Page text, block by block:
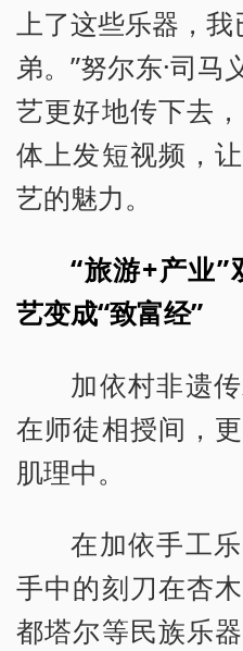
上了这些乐器，
弟。”努尔东·司
艺更好地传下去
体上发短视频，
艺的魅力。
“旅游+产业
艺变成“致富经”
加依村非遗
在师徒相授间，
肌理中。
在加依手工
手中的刻刀在杏
都塔尔等民族乐